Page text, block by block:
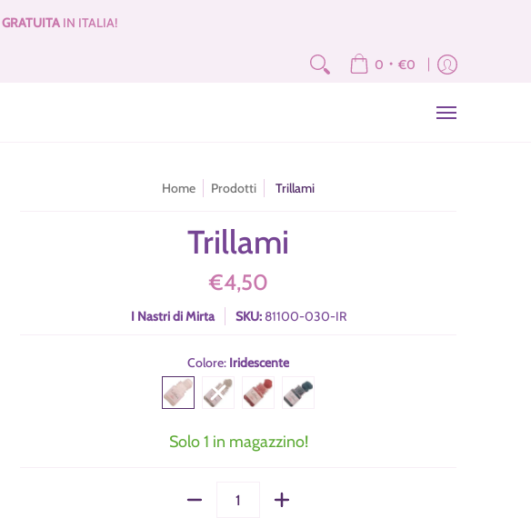
GRATUITAIN ITALIA!
Brand Corsi News
0 • €0
Home Prodotti Trillami
Trillami
€4,50
I Nastri di Mirta SKU: 81100-030-IR
Colore: Iridescente
IridescenteSabbia Rosso
Solo 1 in magazzino!